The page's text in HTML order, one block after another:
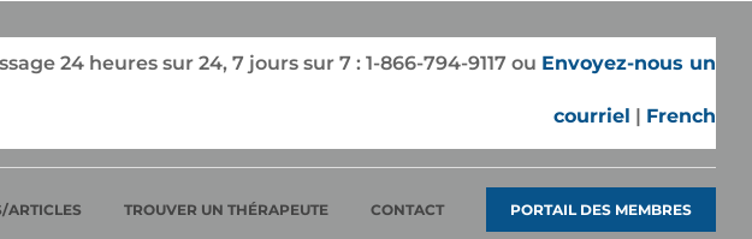
24 heures sur 24, 7 jours sur 7 : 1-866-794-9117 ou Envoyez-nous un
courriel | French
ARTICLES TROUVER UN THÉRAPEUTE CONTACT PORTAIL DES MEMBRES